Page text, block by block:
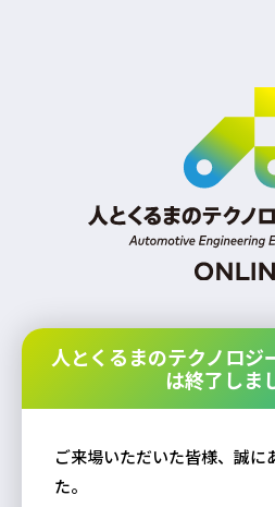
人とくるまのテクノロ
は終了しま
ご来場いただいた皆様、誠に
た。